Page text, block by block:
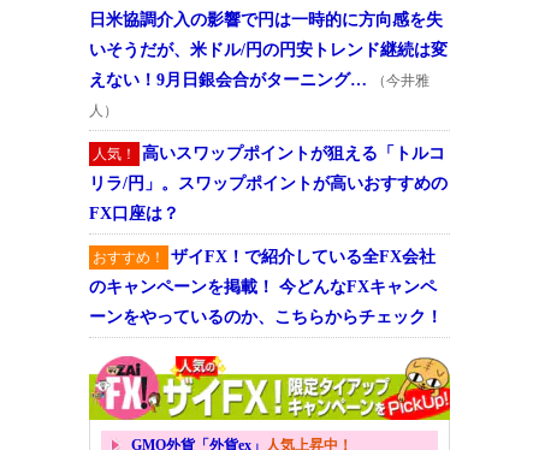
日米協調介入の影響で円は一時的に方向感を失
いそうだが、米ドル/円の円安トレンド継続は変
えない！9月日銀会合がターニング…
（今井雅
人）
人気！
高いスワップポイントが狙える「トルコ
リラ/円」。スワップポイントが高いおすすめの
FX口座は？
おすすめ！
ザイFX！で紹介している全FX会社
のキャンペーンを掲載！ 今どんなFXキャンペ
ーンをやっているのか、こちらからチェック！
GMO外貨「外貨ex」 人気上昇中！